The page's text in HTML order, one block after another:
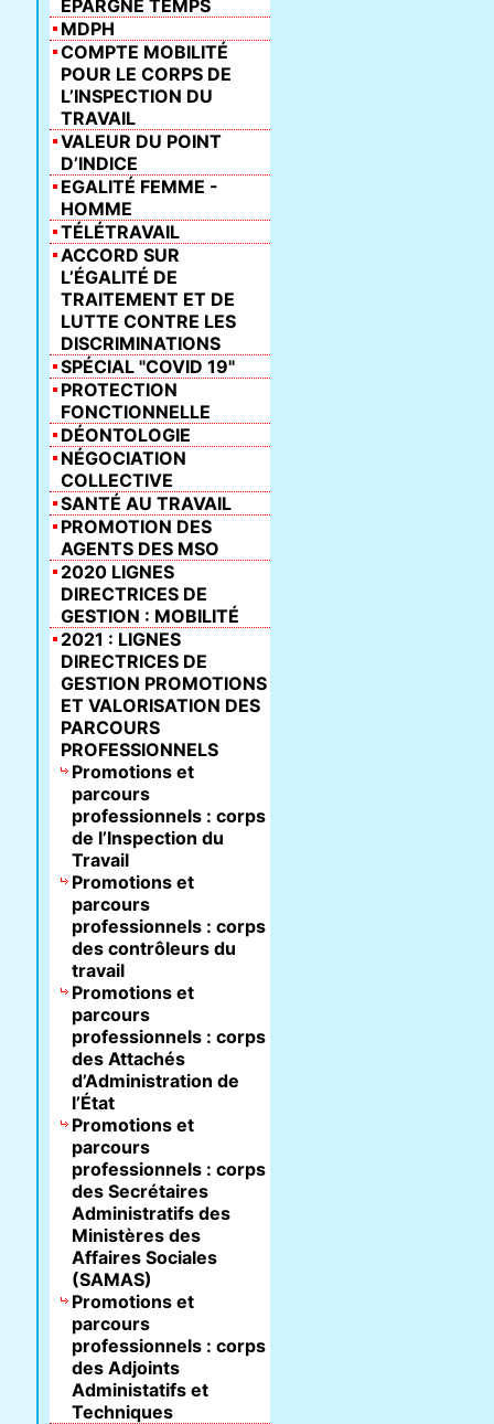
ÉPARGNE TEMPS
MDPH
COMPTE MOBILITÉ
POUR LE CORPS DE
L’INSPECTION DU
TRAVAIL
VALEUR DU POINT
D’INDICE
EGALITÉ FEMME -
HOMME
TÉLÉTRAVAIL
ACCORD SUR
L’ÉGALITÉ DE
TRAITEMENT ET DE
LUTTE CONTRE LES
DISCRIMINATIONS
SPÉCIAL "COVID 19"
PROTECTION
FONCTIONNELLE
DÉONTOLOGIE
NÉGOCIATION
COLLECTIVE
SANTÉ AU TRAVAIL
PROMOTION DES
AGENTS DES MSO
2020 LIGNES
DIRECTRICES DE
GESTION : MOBILITÉ
2021 : LIGNES
DIRECTRICES DE
GESTION PROMOTIONS
ET VALORISATION DES
PARCOURS
PROFESSIONNELS
Promotions et
parcours
professionnels : corps
de l’Inspection du
Travail
Promotions et
parcours
professionnels : corps
des contrôleurs du
travail
Promotions et
parcours
professionnels : corps
des Attachés
d’Administration de
l’État
Promotions et
parcours
professionnels : corps
des Secrétaires
Administratifs des
Ministères des
Affaires Sociales
(SAMAS)
Promotions et
parcours
professionnels : corps
des Adjoints
Administatifs et
Techniques